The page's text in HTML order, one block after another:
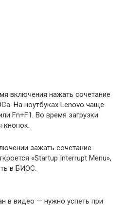
включения нажать сочетание
На ноутбуках Lenovo чаще
Fn+F1. Во время загрузки
кнопок.
зажать сочетание
«Startup Interrupt Menu»,
в БИОС.
в видео — нужно успеть при